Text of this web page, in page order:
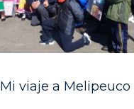
Mi viaje a Melipeuco